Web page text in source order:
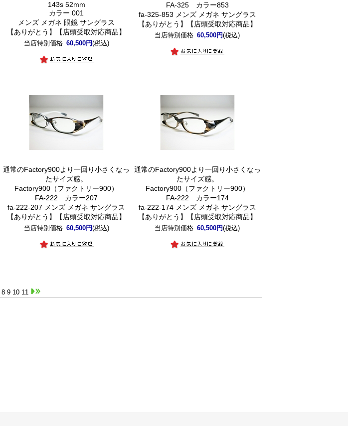
143s 52mm
カラー 001
メンズ メガネ 眼鏡 サングラス
【ありがとう】【店頭受取対応商品】
当店特別価格 60,500円(税込)
FA-325 カラー853
fa-325-853 メンズ メガネ サングラス
【ありがとう】【店頭受取対応商品】
当店特別価格 60,500円(税込)
通常のFactory900より一回り小さくなっ
たサイズ感。
Factory900（ファクトリー900）
FA-222 カラー207
fa-222-207 メンズ メガネ サングラス
【ありがとう】【店頭受取対応商品】
当店特別価格 60,500円(税込)
通常のFactory900より一回り小さくなっ
たサイズ感。
Factory900（ファクトリー900）
FA-222 カラー174
fa-222-174 メンズ メガネ サングラス
【ありがとう】【店頭受取対応商品】
当店特別価格 60,500円(税込)
8 9 10 11